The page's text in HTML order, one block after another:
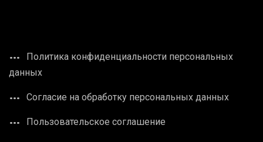
Политика конфиденциальности персональных
данных
Согласие на обработку персональных данных
Пользовательское соглашение